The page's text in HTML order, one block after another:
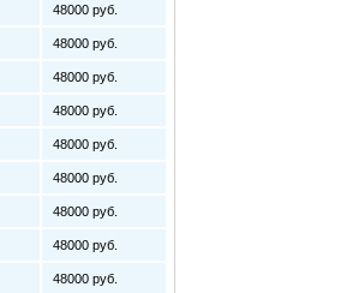
48000 руб.
48000 руб.
48000 руб.
48000 руб.
48000 руб.
48000 руб.
48000 руб.
48000 руб.
48000 руб.